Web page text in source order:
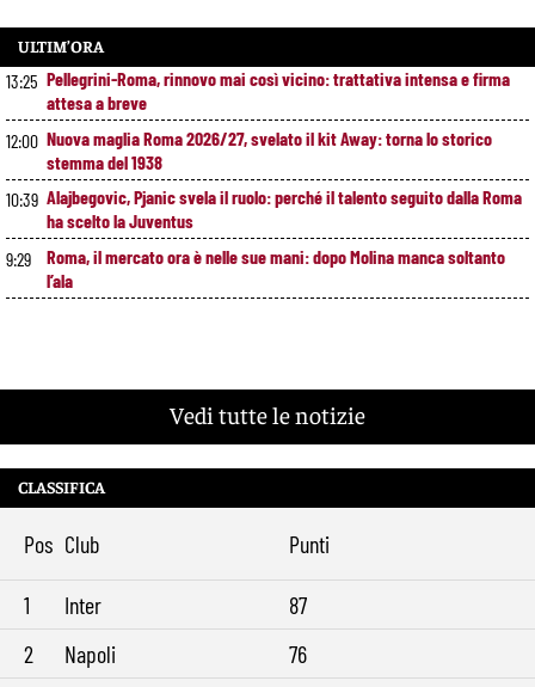
ULTIM’ORA
13:25 Pellegrini-Roma, rinnovo mai così vicino: trattativa intensa e firma
attesa a breve
12:00 Nuova maglia Roma 2026/27, svelato il kit Away: torna lo storico
stemma del 1938
10:39 Alajbegovic, Pjanic svela il ruolo: perché il talento seguito dalla Roma
ha scelto la Juventus
9:29
Roma, il mercato ora è nelle sue mani: dopo Molina manca soltanto
l’ala
Vedi tutte le notizie
CLASSIFICA
Pos Club Punti
1 Inter
87
2
Napoli
76